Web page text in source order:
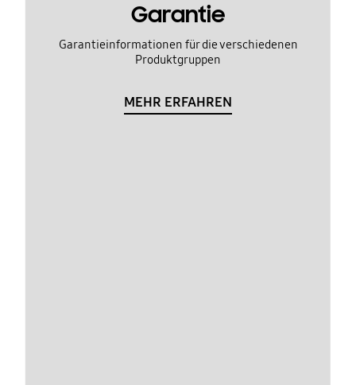
Garantie
Garantieinformationen für die verschiedenen
Produktgruppen
MEHR ERFAHREN